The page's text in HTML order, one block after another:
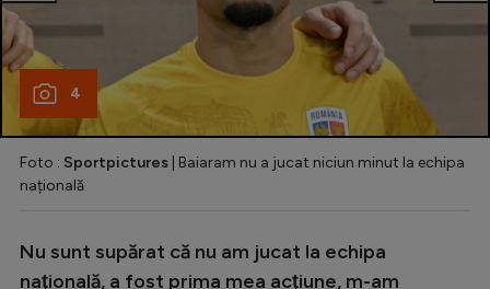
4
Foto : Sportpictures | Baiaram nu a jucat niciun minut la echipa
națională
Nu sunt supărat că nu am jucat la echipa
naţională, a fost prima mea acţiune, m-am